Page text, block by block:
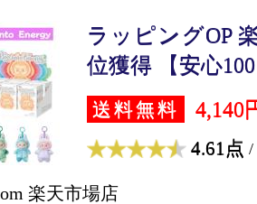
ラッピングOP
位獲得 【安心
送料無料 4,140
4.61点 /
楽天市場店